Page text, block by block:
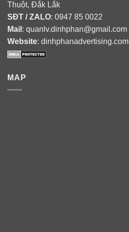
Thuột, Đắk Lắk
SĐT / ZALO: 0947 85 0022
Mail : quanlv.dinhphan@gmail.com
Website: dinhphanadvertising.com
MAP